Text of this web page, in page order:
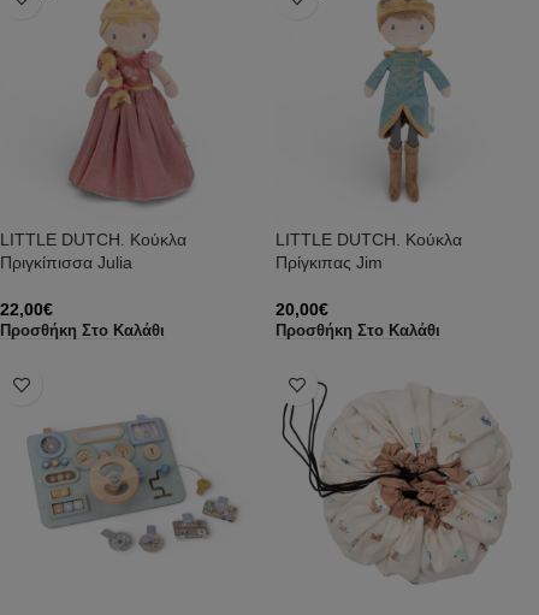
LITTLE DUTCH. Κούκλα
Πριγκίπισσα Julia
22,00€
Προσθήκη Στο Καλάθι
LITTLE DUTCH. Κούκλα
Πρίγκιπας Jim
20,00€
Προσθήκη Στο Καλάθι